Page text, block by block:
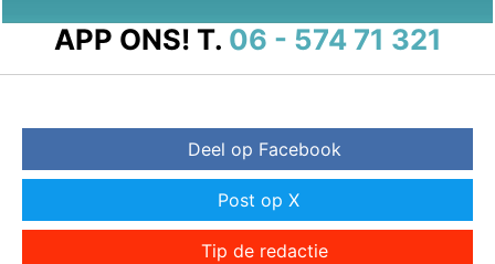
APP ONS! T. 06 - 574 71 321
Deel op Facebook
Post op X
Tip de redactie